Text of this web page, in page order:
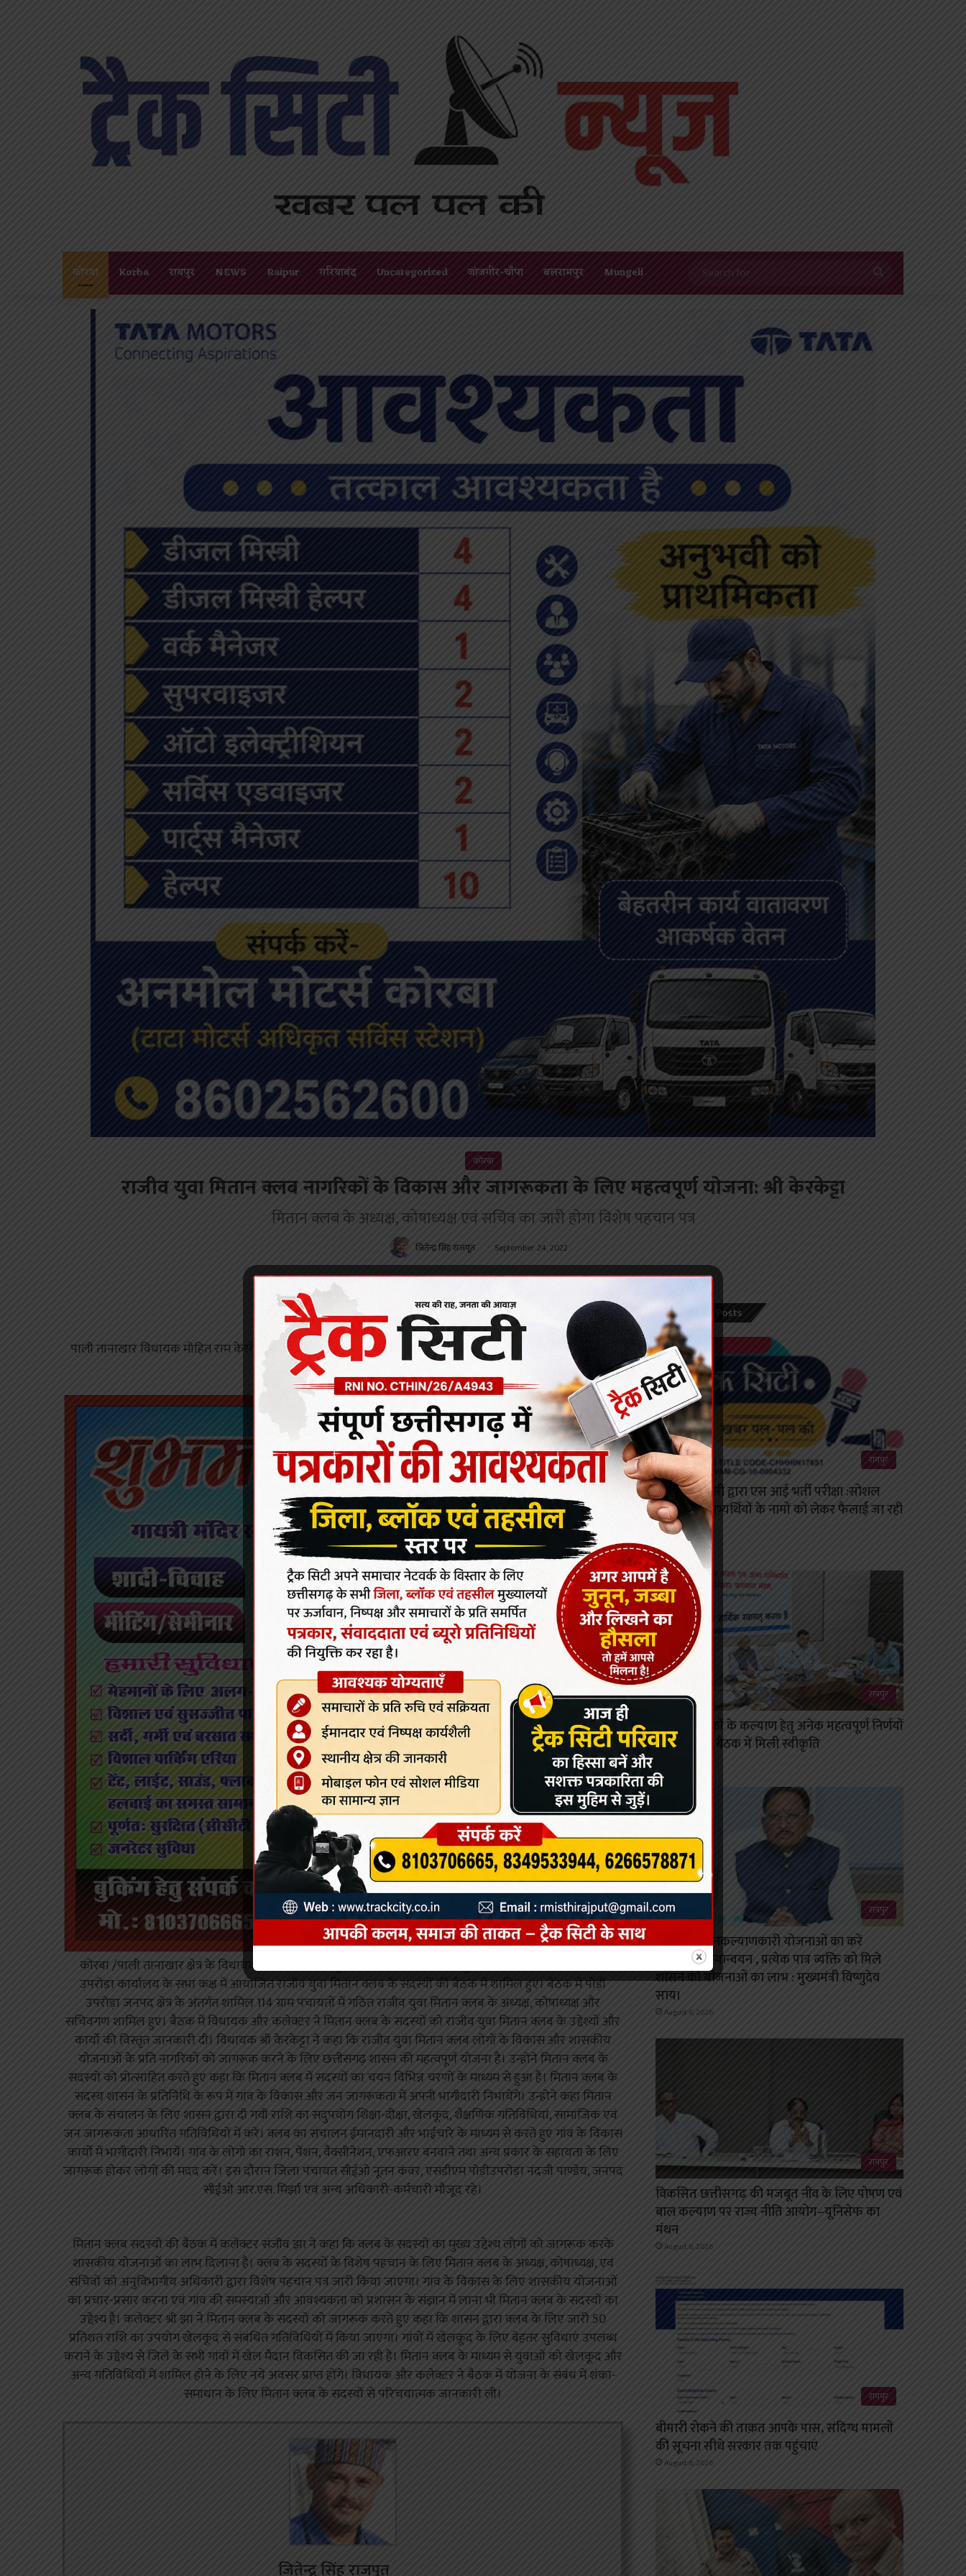
कोरबा Korba रायपुर NEWS Raipur गरियाबंद Uncategorized जांजगीर-चाँपा बलरामपुर Mungeli
for
कोरबा
राजीव युवा मितान क्लब नागरिकों के विकास और जागरूकता के लिए महत्वपूर्ण योजना: श्री केरकेट्टा
मितान क्लब के अध्यक्ष, कोषाध्यक्ष एवं सचिव का जारी होगा विशेष पहचान पत्र
जितेन्द्र सिंह राजपूत September 24, 2022
पाली तानाखार विधायक मोहित राम केरकेट्टा और कलेक्टर संजीव झा ने मितान क्लब के सदस्यों को योजना के बारे में किया
जागरूक
कोरबा /पाली तानाखार क्षेत्र के विधायक मोहित राम केरकेट्टा और कलेक्टर संजीव झा शुक्रवार को जनपद पंचायत पोड़ी
उपरोड़ा कार्यालय के सभा कक्ष में आयोजित राजीव युवा मितान क्लब के सदस्यों की बैठक में शामिल हुए। बैठक में पोड़ी
उपरोड़ा जनपद क्षेत्र के अंतर्गत शामिल 114 ग्राम पंचायतों में गठित राजीव युवा मितान क्लब के अध्यक्ष, कोषाध्यक्ष और
सचिवगण शामिल हुए। बैठक में विधायक और कलेक्टर ने मितान क्लब के सदस्यों को राजीव युवा मितान क्लब के उद्देश्यों और
कार्यो की विस्तृत जानकारी दी। विधायक श्री केरकेट्टा ने कहा कि राजीव युवा मितान क्लब लोगों के विकास और शासकीय
योजनाओं के प्रति नागरिकों को जागरूक करने के लिए छत्तीसगढ़ शासन की महत्वपूर्ण योजना है। उन्होने मितान क्लब के
सदस्यों को प्रोत्साहित करते हुए कहा कि मितान क्लब में सदस्यों का चयन विभिन्न चरणों के माध्यम से हुआ है। मितान क्लब के
सदस्य शासन के प्रतिनिधि के रूप में गांव के विकास और जन जागरूकता में अपनी भागीदारी निभायेंगे। उन्होने कहा मितान
क्लब के संचालन के लिए शासन द्वारा दी गयी राशि का सदुपयोग शिक्षा-दीक्षा, खेलकूद, शैक्षणिक गतिविधियां, सामाजिक एवं
जन जागरूकता आधारित गतिविधियों में करें। क्लब का संचालन ईमानदारी और भाईचारे के माध्यम से करते हुए गांव के विकास
कार्यो में भागीदारी निभायें। गांव के लोगो का राशन, पेंशन, वैक्सीनेशन, एफआरए बनवाने तथा अन्य प्रकार के सहायता के लिए
जागरूक होकर लोगों की मदद करें। इस दौरान जिला पंचायत सीईओ नूतन कंवर, एसडीएम पोड़ीउपरोड़ा नंदजी पाण्डेय, जनपद
सीईओ आर.एस. मिर्झा एवं अन्य अधिकारी-कर्मचारी मौजूद रहे।
मितान क्लब सदस्यों की बैठक में कलेक्टर संजीव झा ने कहा कि क्लब के सदस्यों का मुख्य उद्देश्य लोगों को जागरूक करके
शासकीय योजनाओं का लाभ दिलाना है। क्लब के सदस्यों के विशेष पहचान के लिए मितान क्लब के अध्यक्ष, कोषाध्यक्ष, एवं
सचिवों को अनुविभागीय अधिकारी द्वारा विशेष पहचान पत्र जारी किया जाएगा। गांव के विकास के लिए शासकीय योजनाओं
का प्रचार-प्रसार करना एवं गांव की समस्याओं और आवश्यकता को प्रशासन के संज्ञान में लाना भी मितान क्लब के सदस्यों का
उद्देश्य है। कलेक्टर श्री झा ने मितान क्लब के सदस्यों को जागरूक करते हुए कहा कि शासन द्वारा क्लब के लिए जारी 50
प्रतिशत राशि का उपयोग खेलकूद से संबंधित गतिविधियों में किया जाएगा। गांवों में खेलकूद के लिए बेहतर सुविधाएं उपलब्ध
कराने के उद्देश्य से जिले के सभी गांवों में खेल मैदान विकसित की जा रही है। मितान क्लब के माध्यम से युवाओं को खेलकूद और
अन्य गतिविधियों में शामिल होने के लिए नये अवसर प्राप्त होंगे। विधायक और कलेक्टर ने बैठक में योजना के संबंध में शंका-
समाधान के लिए मितान क्लब के सदस्यों से परिचयात्मक जानकारी ली।
Recent Posts
रायपुर
सीजी पीएससी द्वारा एस आई भर्ती परीक्षा :सोशल
मीडिया पर अभ्यर्थियों के नामों को लेकर फैलाई जा रही
अफवाहें
August 6, 2026
रायपुर
निर्माण श्रमिकों के कल्याण हेतु अनेक महत्वपूर्ण निर्णयों
को मंडल की बैठक में मिली स्वीकृति
रायपुर
शासन की जनकल्याणकारी योजनाओं का करें
समयबद्ध क्रियान्वयन , प्रत्येक पात्र व्यक्ति को मिले
शासन की योजनाओं का लाभ : मुख्यमंत्री विष्णुदेव
साय।
August 6, 2026
रायपुर
विकसित छत्तीसगढ़ की मजबूत नींव के लिए पोषण एवं
बाल कल्याण पर राज्य नीति आयोग–यूनिसेफ का
मंथन
August 6, 2026
रायपुर
बीमारी रोकने की ताक़त आपके पास, संदिग्ध मामलों
की सूचना सीधे सरकार तक पहुंचाएं
August 6, 2026